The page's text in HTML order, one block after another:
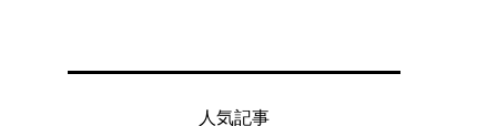
人気記事